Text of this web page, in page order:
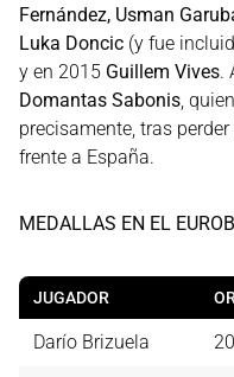
Fernández, Usman
Luka Doncic (y fue
y en 2015 Guillem Vives.
Domantas Sabonis,
precisamente, tras
frente a España.
MEDALLAS EN EL
JUGADOR
Darío Brizuela